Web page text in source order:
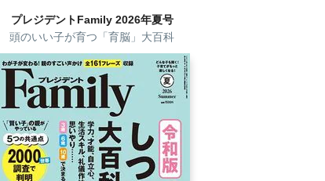
プレジデントFamily 2026年夏号
頭のいい子が育つ「育脳」大百科